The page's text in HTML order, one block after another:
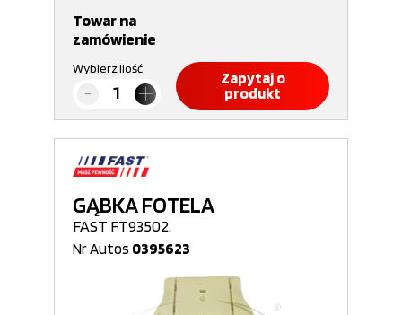
Towar na
zamówienie
Wybierz ilość
Zapytaj o
produkt
GĄBKA FOTELA
FAST FT93502.
Nr Autos 0395623